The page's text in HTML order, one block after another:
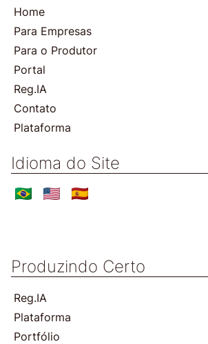
Home
Para Empresas
Para o Produtor
Portal
Reg.IA
Contato
Plataforma
Idioma do Site
Produzindo Certo
Reg.IA
Plataforma
Portfólio